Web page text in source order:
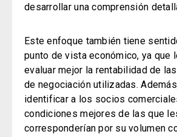
desarrollar una comprensión
Este enfoque también tiene
punto de vista económico, ya que
evaluar mejor la rentabilidad de
de negociación utilizadas.
identificar a los socios
condiciones mejores de las que
corresponderían por su volumen